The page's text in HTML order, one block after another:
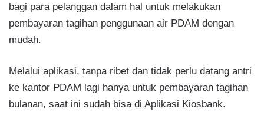
bagi para pelanggan dalam hal untuk melakukan
pembayaran tagihan penggunaan air PDAM dengan
mudah.
Melalui aplikasi, tanpa ribet dan tidak perlu datang antri
ke kantor PDAM lagi hanya untuk pembayaran tagihan
bulanan, saat ini sudah bisa di Aplikasi Kiosbank.